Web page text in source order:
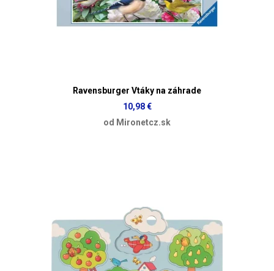
Ravensburger Vtáky na záhrade
10,98 €
od Mironetcz.sk